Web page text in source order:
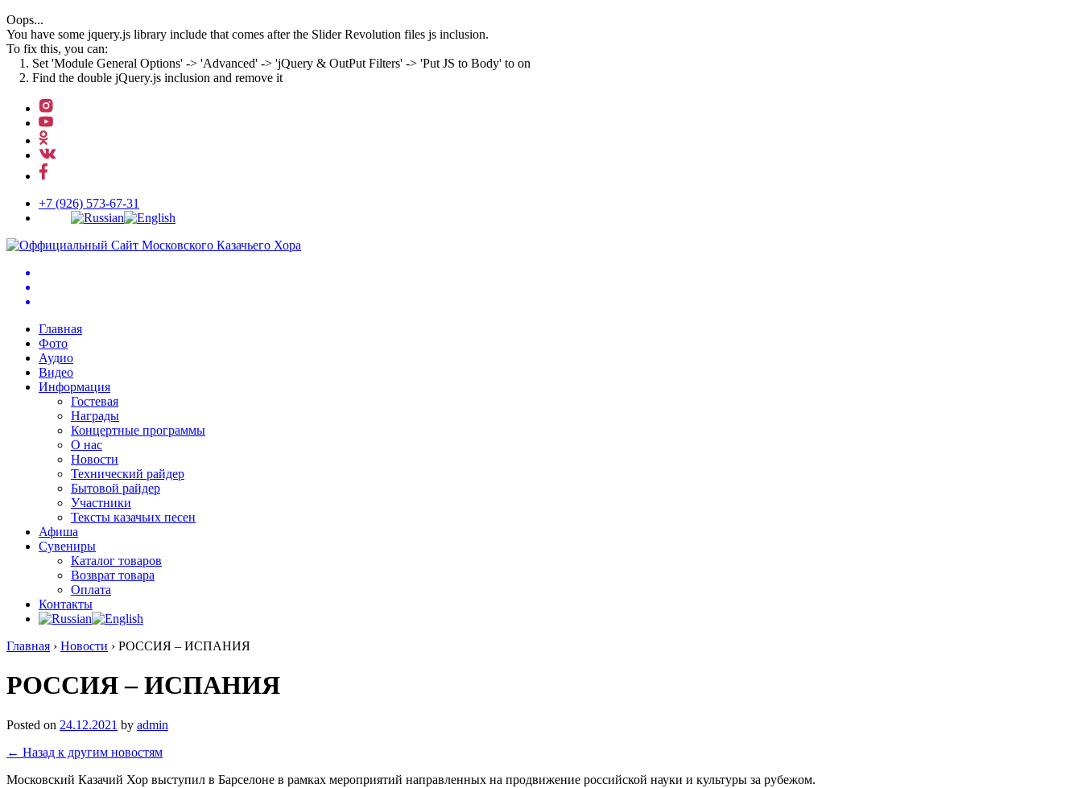
Oops...
You have some jquery.js library include that comes after the Slider Revolution files js inclusion.
To fix this, you can:
1. Set 'Module General Options' -> 'Advanced' -> 'jQuery & OutPut Filters' -> 'Put JS to Body' to on
2. Find the double jQuery.js inclusion and remove it
Перейти
основному
содержимому
+7 (926) 573-67-31
Главная
Фото
Аудио
Видео
Информация
Гостевая
Награды
Концертные программы
О нас
Новости
Технический райдер
Бытовой райдер
Участники
Тексты казачьих песен
Афиша
Сувениры
Каталог товаров
Возврат товара
Оплата
Контакты
Главная › Новости › РОССИЯ – ИСПАНИЯ
РОССИЯ – ИСПАНИЯ
Posted on 24.12.2021 by admin
← Назад к другим новостям
Московский Казачий Хор выступил в Барселоне в рамках мероприятий направленных на продвижение российской науки и культуры за рубежом.